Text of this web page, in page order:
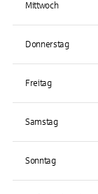
Mittwoch
Donnerstag
Freitag
Samstag
Sonntag